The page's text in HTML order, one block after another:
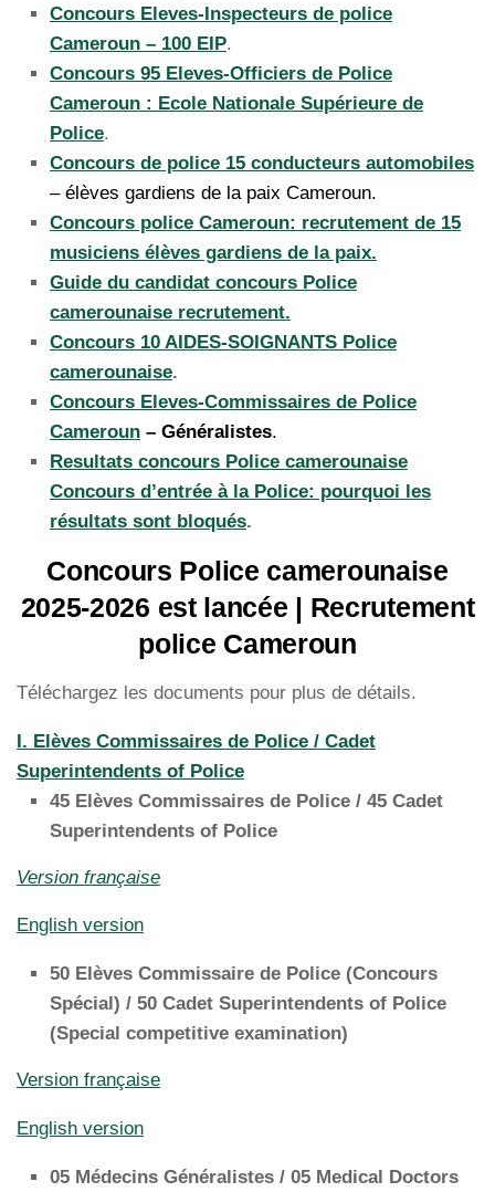
Concours Eleves-Inspecteurs de police
Cameroun – 100 EIP.
Concours 95 Eleves-Officiers de Police
Cameroun : Ecole Nationale Supérieure de
Police.
Concours de police 15 conducteurs automobiles
– élèves gardiens de la paix Cameroun.
Concours police Cameroun: recrutement de 15
musiciens élèves gardiens de la paix.
Guide du candidat concours Police
camerounaise recrutement.
Concours 10 AIDES-SOIGNANTS Police
camerounaise.
Concours Eleves-Commissaires de Police
Cameroun – Généralistes.
Resultats concours Police camerounaise
Concours d’entrée à la Police: pourquoi les
résultats sont bloqués.
Concours Police camerounaise
2025-2026 est lancée | Recrutement
police Cameroun
Téléchargez les documents pour plus de détails.
I. Elèves Commissaires de Police / Cadet
Superintendents of Police
45 Elèves Commissaires de Police / 45 Cadet
Superintendents of Police
Version française
English version
50 Elèves Commissaire de Police (Concours
Spécial) / 50 Cadet Superintendents of Police
(Special competitive examination)
Version française
English version
05 Médecins Généralistes / 05 Medical Doctors